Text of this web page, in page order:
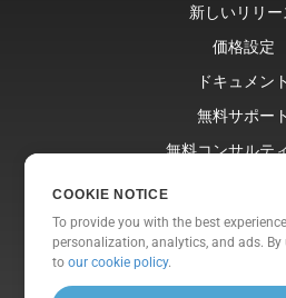
新しいリリー
価格設定
ドキュメント
無料サポート
無料コンサルテ
ウェブサイト
約
COOKIE NOTICE
To provide you with the best
personalization, analytics, and ads.
toour cookie policy.